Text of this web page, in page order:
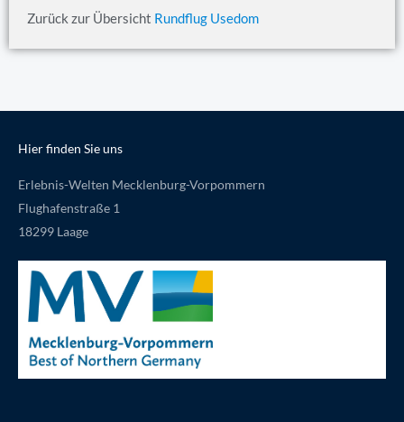
Zurück zur Übersicht Rundflug Usedom
Hier finden Sie uns
Erlebnis-Welten Mecklenburg-Vorpommern
Flughafenstraße 1
18299 Laage